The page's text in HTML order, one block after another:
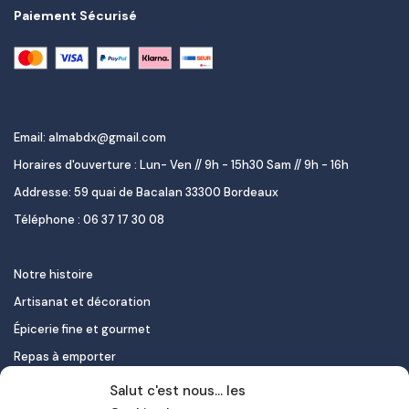
Salut c'est nous... les
Paiement Sécurisé
Email: almabdx@gmail.com
Horaires d'ouverture : Lun- Ven // 9h - 15h30 Sam // 9h - 16h
Addresse: 59 quai de Bacalan 33300 Bordeaux
Téléphone : 06 37 17 30 08
Notre histoire
Artisanat et décoration
Épicerie fine et gourmet
Repas à emporter
Le pastel de nata